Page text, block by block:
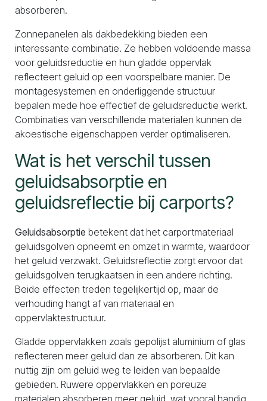
absorberen.
Zonnepanelen als dakbedekking bieden een
interessante combinatie. Ze hebben voldoende massa
voor geluidsreductie en hun gladde oppervlak
reflecteert geluid op een voorspelbare manier. De
montagesystemen en onderliggende structuur
bepalen mede hoe effectief de geluidsreductie werkt.
Combinaties van verschillende materialen kunnen de
akoestische eigenschappen verder optimaliseren.
Wat is het verschil tussen
geluidsabsorptie en
geluidsreflectie bij carports?
Geluidsabsorptie betekent dat het carportmateriaal
geluidsgolven opneemt en omzet in warmte, waardoor
het geluid verzwakt. Geluidsreflectie zorgt ervoor dat
geluidsgolven terugkaatsen in een andere richting.
Beide effecten treden tegelijkertijd op, maar de
verhouding hangt af van materiaal en
oppervlaktestructuur.
Gladde oppervlakken zoals gepolijst aluminium of glas
reflecteren meer geluid dan ze absorberen. Dit kan
nuttig zijn om geluid weg te leiden van bepaalde
gebieden. Ruwere oppervlakken en poreuze
materialen absorberen meer geluid, wat vooral handig